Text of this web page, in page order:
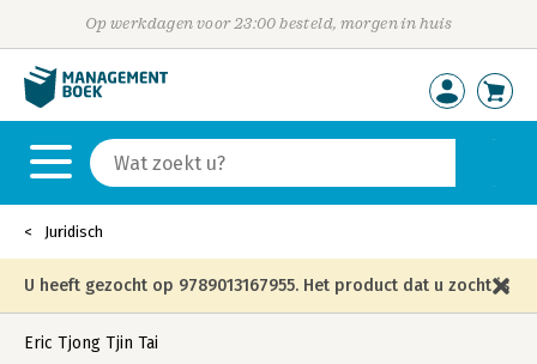
Op werkdagen voor 23:00 besteld, morgen in huis
Juridisch
U heeft gezocht op 9789013167955. Het product dat u zocht is
niet meer in die editie leverbaar en is vervangen door de
Eric Tjong Tjin Tai